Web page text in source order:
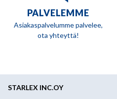
PALVELEMME
Asiakaspalvelumme palvelee,
ota yhteyttä!
STARLEX INC.OY